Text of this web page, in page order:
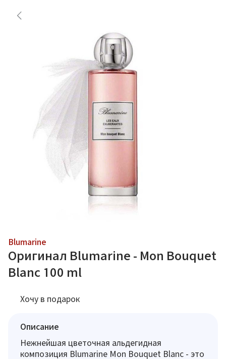
Blumarine
Оригинал Blumarine - Mon Bouquet
Blanc 100 ml
Хочу в подарок
Описание
Нежнейшая цветочная альдегидная
композиция Blumarine Mon Bouquet Blanc - это